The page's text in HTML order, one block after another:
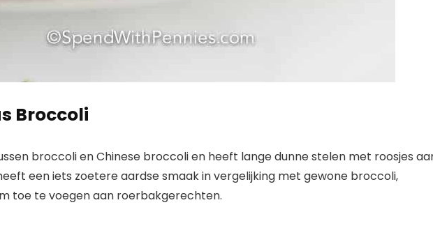
Broccoli
broccoli en Chinese broccoli en heeft lange dunne stelen met roosjes
een iets zoetere aardse smaak in vergelijking met gewone broccoli,
toe te voegen aan roerbakgerechten.